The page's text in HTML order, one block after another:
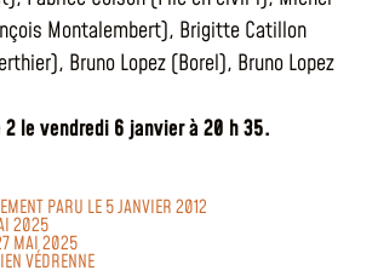
Montalembert), Brigitte Catillon
Bruno Lopez (Borel), Bruno Lopez
2 le vendredi 6 janvier à 20 h 35.
PARU LE 5 JANVIER 2012
2025
MAI 2025
VÉDRENNE